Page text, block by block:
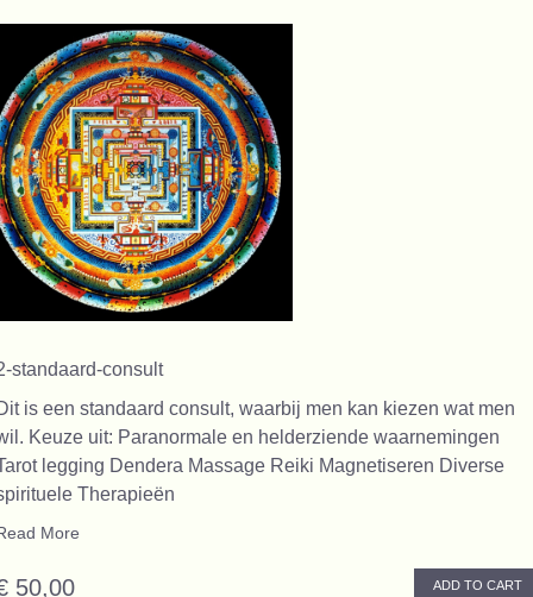
standaard-consult
is een standaard consult, waarbij men kan kiezen wat men
Keuze uit: Paranormale en helderziende waarnemingen
legging Dendera Massage Reiki Magnetiseren Diverse
Therapieën
More
50,00 ADD TO CART